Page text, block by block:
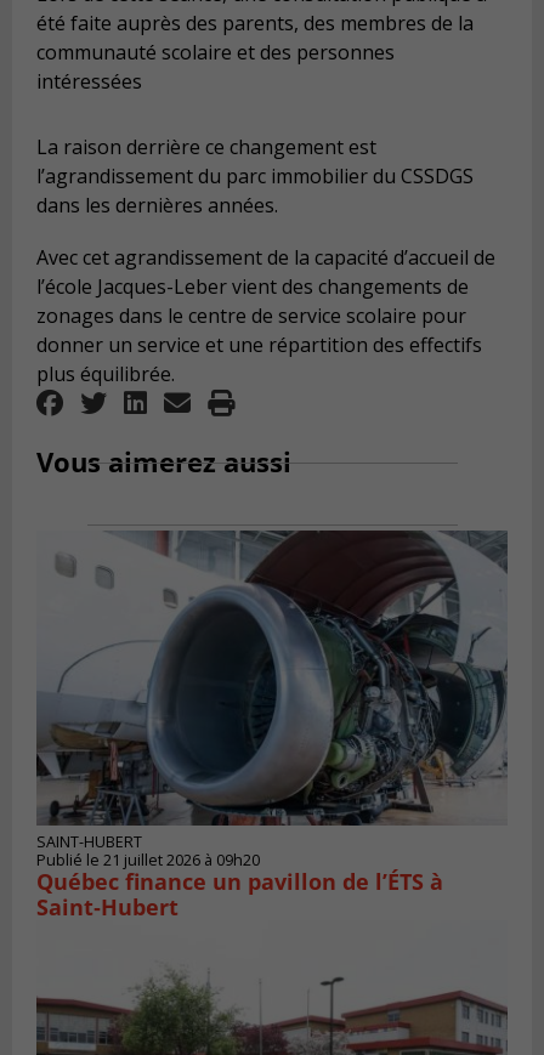
été faite auprès des parents, des membres de la
communauté scolaire et des personnes
intéressées
La raison derrière ce changement est
l’agrandissement du parc immobilier du CSSDGS
dans les dernières années.
Avec cet agrandissement de la capacité d’accueil de
l’école Jacques-Leber vient des changements de
zonages dans le centre de service scolaire pour
donner un service et une répartition des effectifs
plus équilibrée.
Vous aimerez aussi
SAINT-HUBERT
Publié le 21 juillet 2026 à 09h20
Québec finance un pavillon de l’ÉTS à
Saint‑Hubert